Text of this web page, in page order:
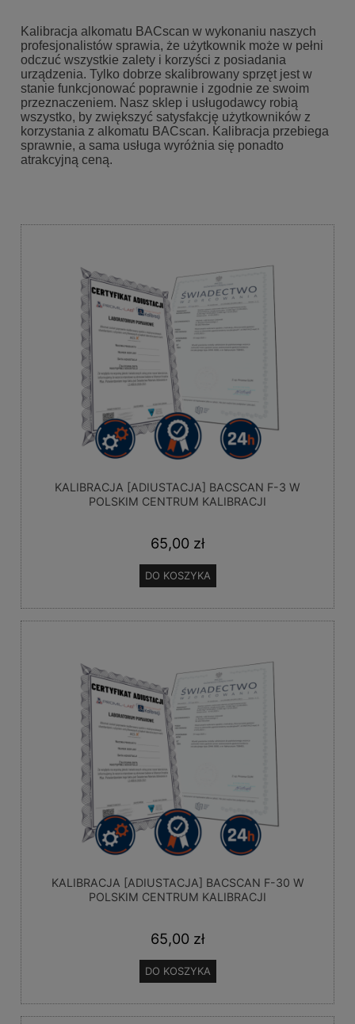
Kalibracja alkomatu BACscan w wykonaniu naszych
profesjonalistów sprawia, że użytkownik może w pełni
odczuć wszystkie zalety i korzyści z posiadania
urządzenia. Tylko dobrze skalibrowany sprzęt jest w
stanie funkcjonować poprawnie i zgodnie ze swoim
przeznaczeniem. Nasz sklep i usługodawcy robią
wszystko, by zwiększyć satysfakcję użytkowników z
korzystania z alkomatu BACscan. Kalibracja przebiega
sprawnie, a sama usługa wyróżnia się ponadto
atrakcyjną ceną.
KALIBRACJA [ADIUSTACJA] BACSCAN F-3 W
POLSKIM CENTRUM KALIBRACJI
65,00 zł
DO KOSZYKA
KALIBRACJA [ADIUSTACJA] BACSCAN F-30 W
POLSKIM CENTRUM KALIBRACJI
65,00 zł
DO KOSZYKA